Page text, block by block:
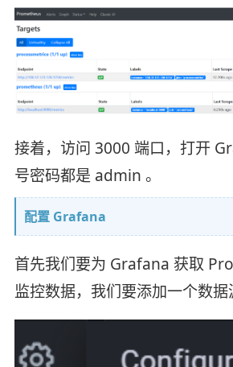
接着，访问 3000 端口，打开
号密码都是 admin 。
配置 Grafana
首先我们要为 Grafana 获取
监控数据，我们要添加一个数据